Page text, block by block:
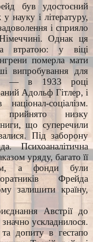
був удостоєний
науку і літературу,
і сприяло
Однак ця
втратою: у віці
померла мати
випробування для
— в 1933 році
Адольф Гітлер, і
соціалізм.
низку
що суперечили
Під заборону
Психоаналітична
уряду, багато її
а фонди були
Фрейда
залишити країну,
Австрії до
ускладнилося.
допиту в гестапо